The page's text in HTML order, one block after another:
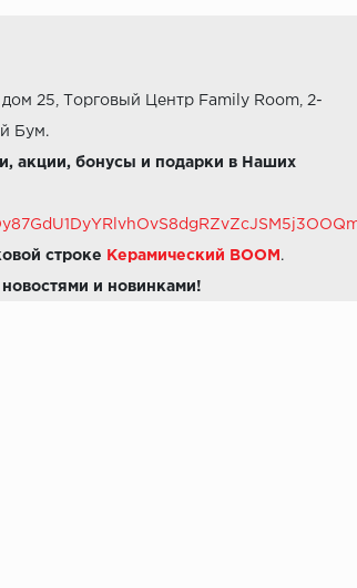
25, Торговый Центр Family Room, 2-
Бум.
акции, бонусы и подарки в Наших
строке Керамический BOOM .
и новинками!